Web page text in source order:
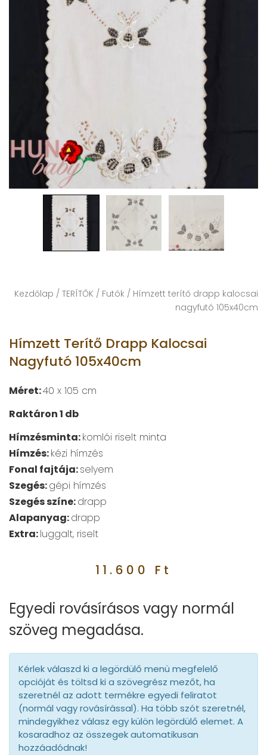
Kezdőlap / TERÍTŐK / Futók / Hímzett terítő drapp kalocsai
nagyfutó 105x40cm
Hímzett Terítő Drapp Kalocsai
Nagyfutó 105x40cm
Méret:40 x 105 cm
Raktáron 1 db
Hímzésminta:komlói riselt minta
Hímzés:kézi hímzés
Fonal fajtája:selyem
Szegés:gépi hímzés
Szegés színe:drapp
Alapanyag:drapp
Extra:luggalt, riselt
11.600 Ft
Egyedi rovásírásos vagy normál
szöveg megadása.
Kérlek válaszd ki a legördülő menü megfelelő
opcióját és töltsd ki a szövegrész mezőt, ha
szeretnél az adott termékre egyedi feliratot
(normál vagy rovásírással). Ha több szót szeretnél,
mindegyikhez válasz egy külön legördülő elemet. A
kosaradhoz az összegek automatikusan
hozzáadódnak!